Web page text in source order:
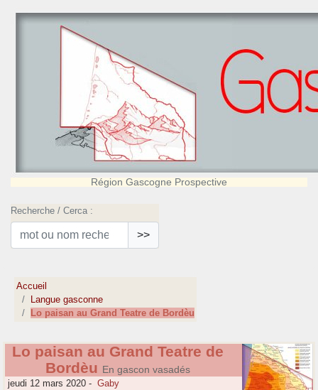
Région Gascogne Prospective
Recherche / Cerca :
>>
Accueil
Langue gasconne
Lo paisan au Grand Teatre de Bordèu
Lo paisan au Grand Teatre de
Bordèu En gascon vasadés
jeudi 12 mars 2020 - Gaby